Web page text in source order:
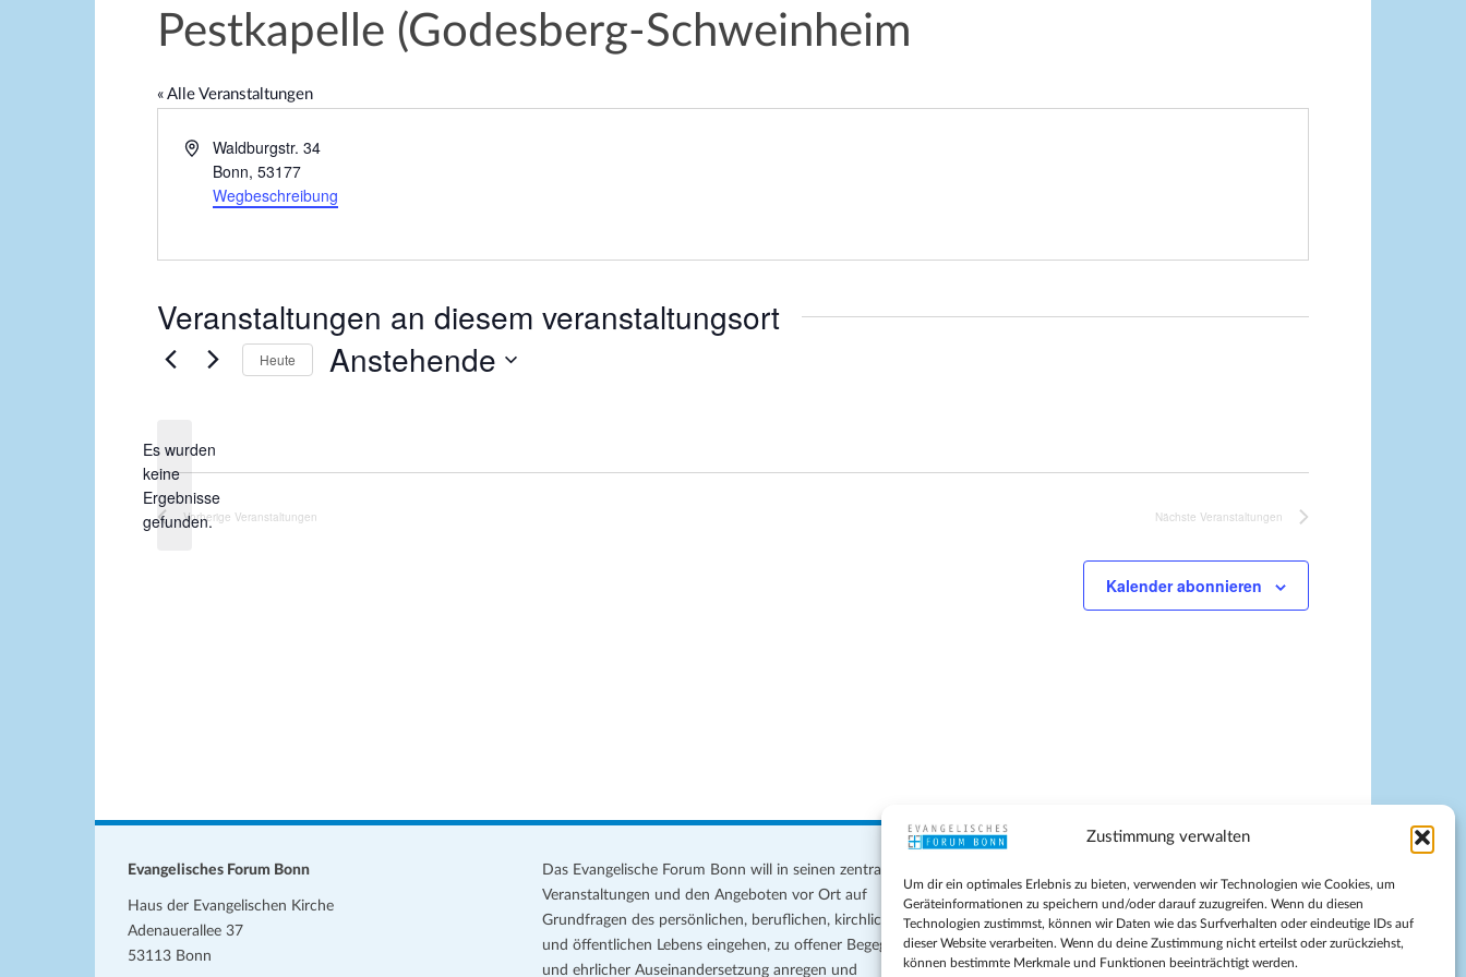
Zustimmung verwalten
Um dir ein optimales Erlebnis zu bieten, verwenden wir Technologien wie Cookies, um
Geräteinformationen zu speichern und/oder darauf zuzugreifen. Wenn du diesen
Technologien zustimmst, können wir Daten wie das Surfverhalten oder eindeutige IDs auf
dieser Website verarbeiten. Wenn du deine Zustimmung nicht erteilst oder zurückziehst,
können bestimmte Merkmale und Funktionen beeinträchtigt werden.
Pestkapelle (Godesberg-Schweinheim
« Alle Veranstaltungen
A
s
Waldburgstr. 34
Bonn, 53177
Wegbeschreibung
Veranstaltungen an diesem veranstaltungsort
H
i
Es wurden
keine
Ergebnisse
gefunden.
Heute Anstehende
u
Vorherige Veranstaltungen Nächste Veranstaltungen
Kalender abonnieren
Evangelisches Forum Bonn
Haus der Evangelischen Kirche
Adenauerallee 37
53113 Bonn
Das Evangelische Forum Bonn will in seinen zentralen
Veranstaltungen und den Angeboten vor Ort auf
Grundfragen des persönlichen, beruflichen, kirchlichen
und öffentlichen Lebens eingehen, zu offener Begegnung
und ehrlicher Auseinandersetzung anregen und
Datenschutz
Teilnahmebedingungen
Evangelische Kirche in Bonn
Cookie-Richtlinie (EU)